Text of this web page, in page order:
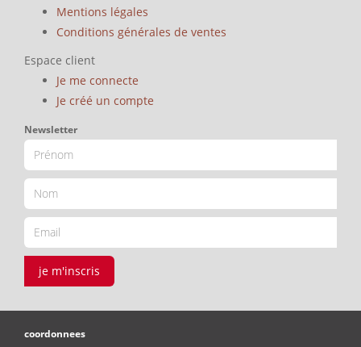
Mentions légales
Conditions générales de ventes
Espace client
Je me connecte
Je créé un compte
Newsletter
je m'inscris
coordonnees